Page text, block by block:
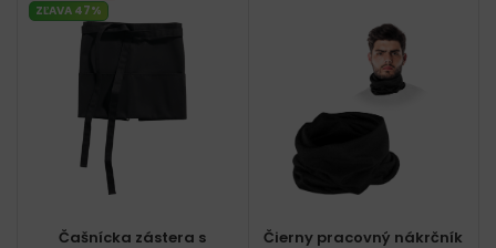
ZĽAVA 47%
Čašnícka zástera s
Čierny pracovný nákrčník